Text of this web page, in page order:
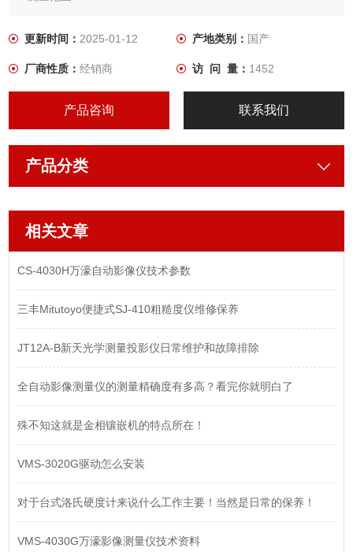
3.MAX分辨率：0.1μm
辨率0.5微米）
更新时间：2025-01-12 产地类别： 国产
厂商性质：经销商 访 问 量： 1452
产品咨询 联系我们
产品分类
相关文章
CS-4030H万濠自动影像仪技术参数
三丰Mitutoyo便捷式SJ-410粗糙度仪维修保养
JT12A-B新天光学测量投影仪日常维护和故障排除
全自动影像测量仪的测量精确度有多高？看完你就明白了
殊不知这就是金相镶嵌机的特点所在！
VMS-3020G驱动怎么安装
对于台式洛氏硬度计来说什么工作主要！当然是日常的保养！
VMS-4030G万濠影像测量仪技术资料